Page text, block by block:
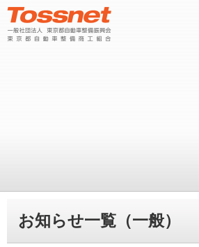
お知らせ一覧（一般）